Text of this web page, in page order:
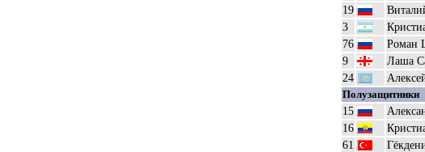
19
3
76
Роман
9
Лаша
24
Полузащитники
15
16
61